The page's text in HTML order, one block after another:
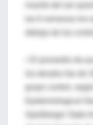
muerte del ser
grupo control,
Epidemiological
Spielberger State